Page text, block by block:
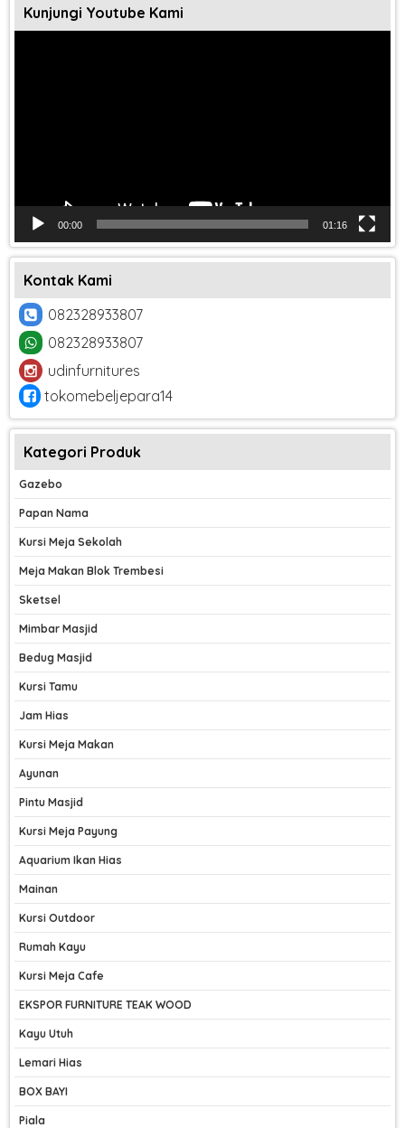
Kunjungi Youtube Kami
00:00 01:16
Kontak Kami
082328933807
082328933807
udinfurnitures
tokomebeljepara14
Kategori Produk
Gazebo
Papan Nama
Kursi Meja Sekolah
Meja Makan Blok Trembesi
Sketsel
Mimbar Masjid
Bedug Masjid
Kursi Tamu
Jam Hias
Kursi Meja Makan
Ayunan
Pintu Masjid
Kursi Meja Payung
Aquarium Ikan Hias
Mainan
Kursi Outdoor
Rumah Kayu
Kursi Meja Cafe
EKSPOR FURNITURE TEAK WOOD
Kayu Utuh
Lemari Hias
BOX BAYI
Piala